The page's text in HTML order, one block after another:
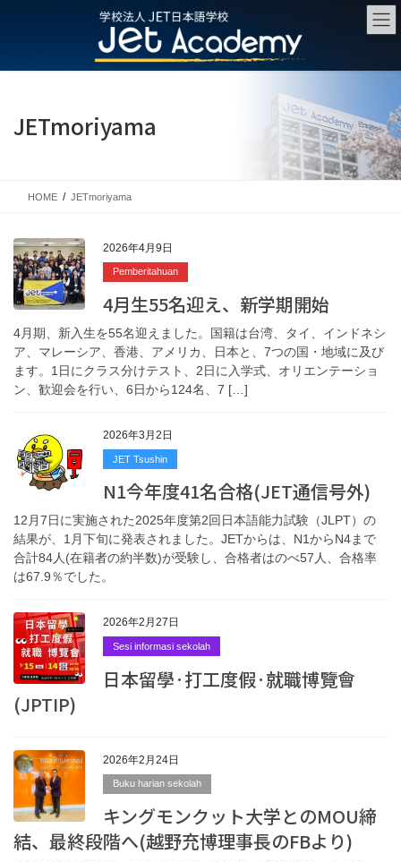
JETmoriyama
HOME JETmoriyama
2026年4月9日
Pemberitahuan
4月生55名迎え、新学期開始
4月期、新入生を55名迎えました。国籍は台湾、タイ、インドネシ
ア、マレーシア、香港、アメリカ、日本と、7つの国・地域に及び
ます。1日にクラス分けテスト、2日に入学式、オリエンテーショ
ン、歓迎会を行い、6日から124名、7 […]
2026年3月2日
JET Tsushin
N1今年度41名合格(JET通信号外)
12月7日に実施された2025年度第2回日本語能力試験（JLPT）の
結果が、1月下旬に発表されました。JETからは、N1からN4まで
合計84人(在籍者の約半数)が受験し、合格者はのべ57人、合格率
は67.9％でした。
2026年2月27日
Sesi informasi sekolah
日本留學·打工度假·就職博覽會
(JPTIP)
2026年2月24日
Buku harian sekolah
キングモンクット大学とのMOU締
結、最終段階へ(越野充博理事長のFBより)